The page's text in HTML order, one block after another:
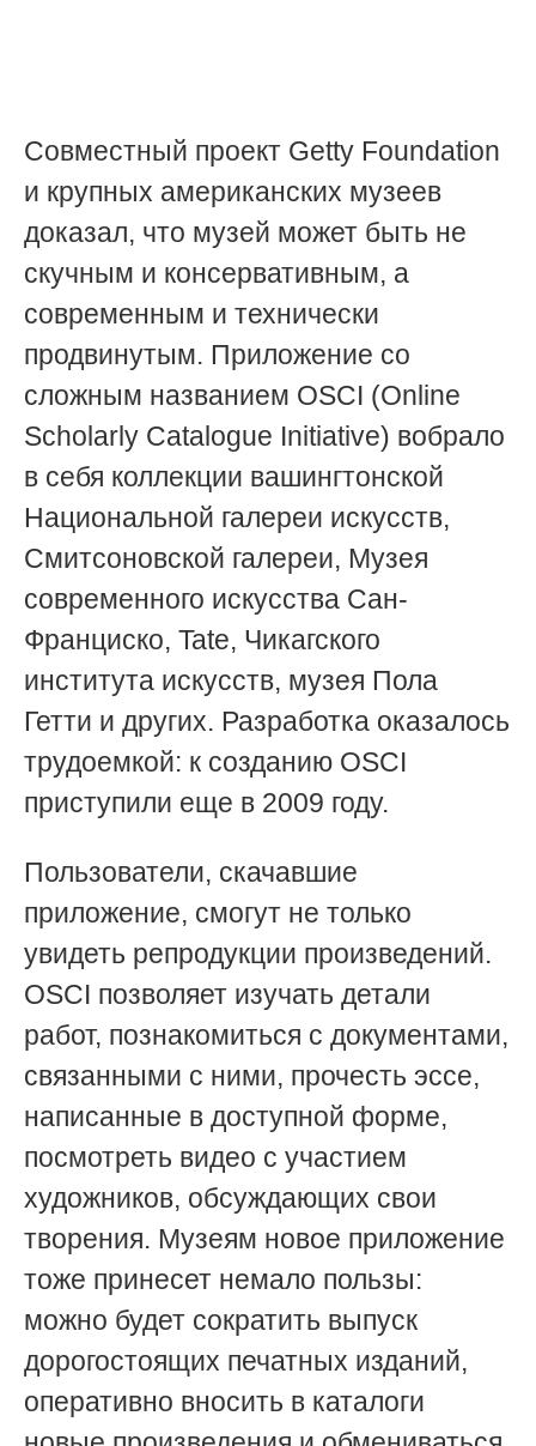
Совместный проект Getty Foundation
и крупных американских музеев
доказал, что музей может быть не
скучным и консервативным, а
современным и технически
продвинутым. Приложение со
сложным названием OSCI (Online
Scholarly Catalogue Initiative) вобрало
в себя коллекции вашингтонской
Национальной галереи искусств,
Смитсоновской галереи, Музея
современного искусства Сан-
Франциско, Tate, Чикагского
института искусств, музея Пола
Гетти и других. Разработка оказалось
трудоемкой: к созданию OSCI
приступили еще в 2009 году.
Пользователи, скачавшие
приложение, смогут не только
увидеть репродукции произведений.
OSCI позволяет изучать детали
работ, познакомиться с документами,
связанными с ними, прочесть эссе,
написанные в доступной форме,
посмотреть видео с участием
художников, обсуждающих свои
творения. Музеям новое приложение
тоже принесет немало пользы:
можно будет сократить выпуск
дорогостоящих печатных изданий,
оперативно вносить в каталоги